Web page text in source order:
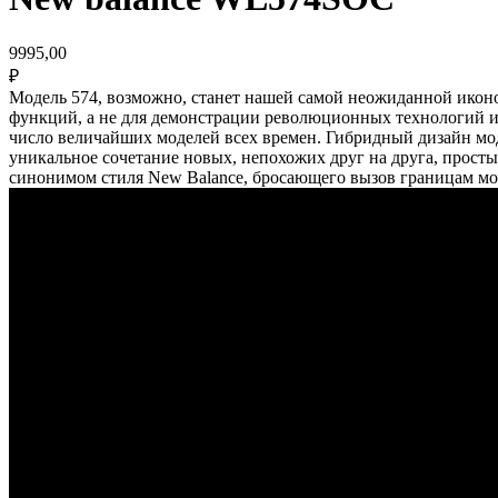
9995,00
₽
Модель 574, возможно, станет нашей самой неожиданной
функций, а не для демонстрации революционных технологий
число величайших моделей всех времен. Гибридный дизайн
уникальное сочетание новых, непохожих друг на друга,
синонимом стиля New Balance, бросающего вызов границам